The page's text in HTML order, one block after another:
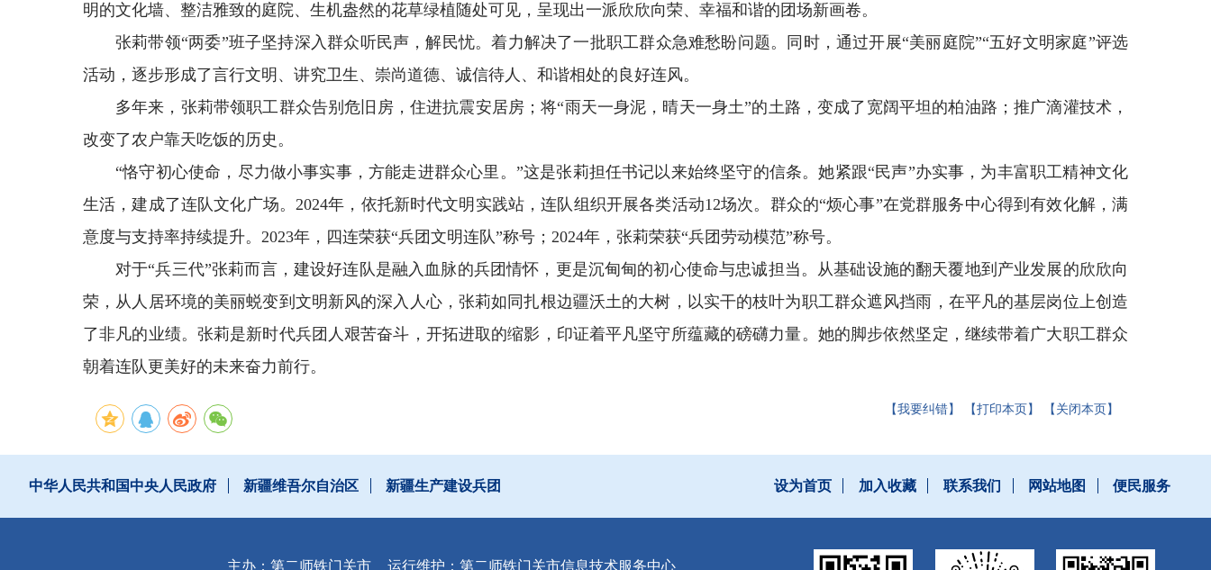
明的文化墙、整洁雅致的庭院、生机盎然的花草绿植随处可见，呈现出一派欣欣向荣、幸福和谐的团场新画卷。
张莉带领“两委”班子坚持深入群众听民声，解民忧。着力解决了一批职工群众急难愁盼问题。同时，通过开展“美丽庭院”“五好文明家庭”评选
活动，逐步形成了言行文明、讲究卫生、崇尚道德、诚信待人、和谐相处的良好连风。
多年来，张莉带领职工群众告别危旧房，住进抗震安居房；将“雨天一身泥，晴天一身土”的土路，变成了宽阔平坦的柏油路；推广滴灌技术，
改变了农户靠天吃饭的历史。
“恪守初心使命，尽力做小事实事，方能走进群众心里。”这是张莉担任书记以来始终坚守的信条。她紧跟“民声”办实事，为丰富职工精神文化
生活，建成了连队文化广场。2024年，依托新时代文明实践站，连队组织开展各类活动12场次。群众的“烦心事”在党群服务中心得到有效化解，满
意度与支持率持续提升。2023年，四连荣获“兵团文明连队”称号；2024年，张莉荣获“兵团劳动模范”称号。
对于“兵三代”张莉而言，建设好连队是融入血脉的兵团情怀，更是沉甸甸的初心使命与忠诚担当。从基础设施的翻天覆地到产业发展的欣欣向
荣，从人居环境的美丽蜕变到文明新风的深入人心，张莉如同扎根边疆沃土的大树，以实干的枝叶为职工群众遮风挡雨，在平凡的基层岗位上创造
了非凡的业绩。张莉是新时代兵团人艰苦奋斗，开拓进取的缩影，印证着平凡坚守所蕴藏的磅礴力量。她的脚步依然坚定，继续带着广大职工群众
朝着连队更美好的未来奋力前行。
【我要纠错】 【打印本页】 【关闭本页】
中华人民共和国中央人民政府 新疆维吾尔自治区 新疆生产建设兵团 设为首页 加入收藏 联系我们 网站地图 便民服务
主办：第二师铁门关市 运行维护：第二师铁门关市信息技术服务中心